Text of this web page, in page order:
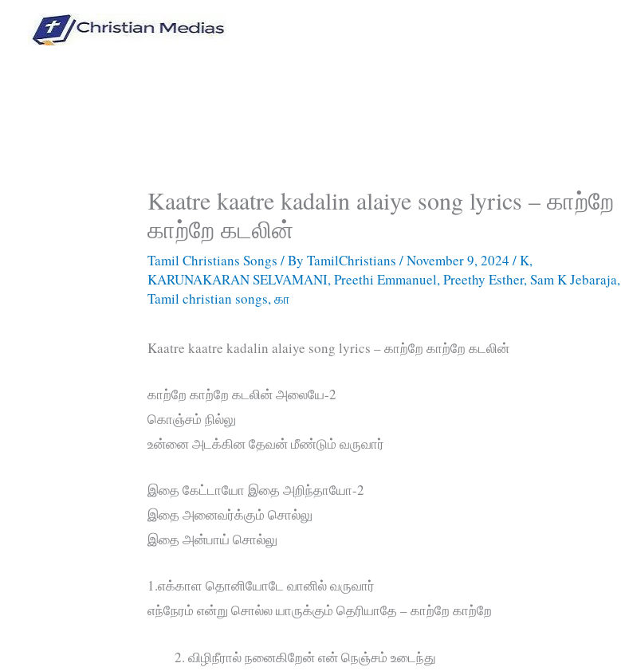
Kaatre kaatre kadalin alaiye song lyrics – காற்றே
காற்றே கடலின்
Tamil Christians Songs / ByTamilChristians/November 9, 2024/K,
KARUNAKARAN SELVAMANI,Preethi Emmanuel,Preethy Esther,Sam K Jebaraja,
Tamil christian songs,கா
Kaatre kaatre kadalin alaiye song lyrics – காற்றே காற்றே கடலின்
காற்றே காற்றே கடலின் அலையே-2
கொஞ்சம் நில்லு
உன்னை அடக்கின தேவன் மீண்டும் வருவார்
இதை கேட்டாயோ இதை அறிந்தாயோ-2
இதை அனைவர்க்கும் சொல்லு
இதை அன்பாய் சொல்லு
1.எக்காள தொனியோடே வானில் வருவார்
எந்நேரம் என்று சொல்ல யாருக்கும் தெரியாதே – காற்றே காற்றே
விழிநீரால் நனைகிறேன் என் நெஞ்சம் உடைந்து